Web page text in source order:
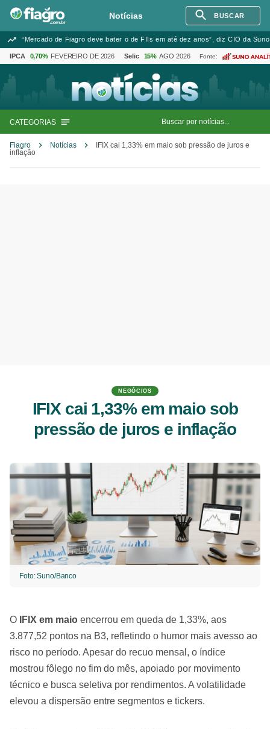
Notícias BUSCAR
“Mercado de Fiagro deve bater o de FIIs em até dez anos”, diz CIO da
IPCA 0,70% FEVEREIRO DE 2026 Selic 15% AGO 2026 Fonte:
CATEGORIAS
Fiagro Notícias
IFIX cai 1,33% em maio sob pressão de juros e
inflação
NEGÓCIOS
IFIX cai 1,33% em maio sob
pressão de juros e inflação
Foto: Suno/Banco
O IFIX em maio encerrou em queda de 1,33%, aos
3.877,52 pontos na B3, refletindo o humor mais avesso ao
risco no período. Apesar do recuo mensal, o índice
mostrou fôlego no fim do mês, apoiado por movimento
técnico e busca seletiva por rendimentos. A volatilidade
elevou a dispersão entre segmentos e tickers.